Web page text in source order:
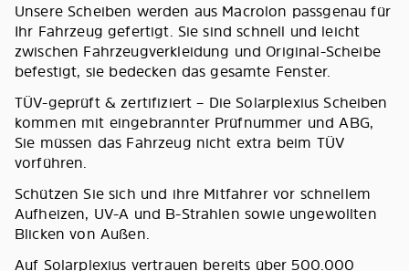
Unsere Scheiben werden aus Macrolon passgenau für
Ihr Fahrzeug gefertigt. Sie sind schnell und leicht
zwischen Fahrzeugverkleidung und Original-Scheibe
befestigt, sie bedecken das gesamte Fenster.
TÜV-geprüft & zertifiziert – Die Solarplexius Scheiben
kommen mit eingebrannter Prüfnummer und ABG,
Sie müssen das Fahrzeug nicht extra beim TÜV
vorführen.
Schützen Sie sich und ihre Mitfahrer vor schnellem
Aufheizen, UV-A und B-Strahlen sowie ungewollten
Blicken von Außen.
Auf Solarplexius vertrauen bereits über 500.000